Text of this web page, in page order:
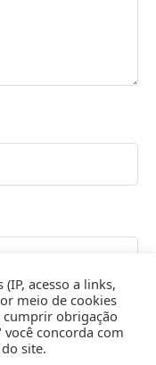
acesso a links,
meio de cookies
cumprir obrigação
você concorda com
site.